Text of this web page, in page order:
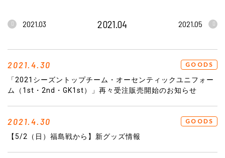
2021.03 2021.04 2021.05
2021.4.30 GOODS
「2021シーズントップチーム・オーセンティックユニフォー
ム（1st・2nd・GK1st）」再々受注販売開始のお知らせ
2021.4.30 GOODS
【5/2（日）福島戦から】新グッズ情報